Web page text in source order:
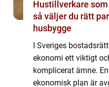
Hustillverkare
så väljer du rätt
husbygge
I Sveriges
ekonomi ett viktigt
komplicerat ämne.
ekonomisk plan är